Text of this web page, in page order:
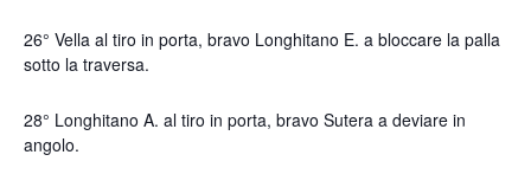
26° Vella al tiro in porta, bravo Longhitano E. a bloccare la palla
sotto la traversa.
28° Longhitano A. al tiro in porta, bravo Sutera a deviare in
angolo.